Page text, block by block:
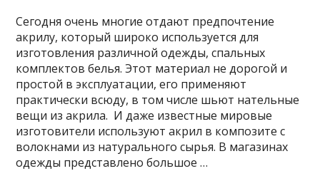
Сегодня очень многие отдают предпочтение
акрилу, который широко используется для
изготовления различной одежды, спальных
комплектов белья. Этот материал не дорогой и
простой в эксплуатации, его применяют
практически всюду, в том числе шьют нательные
вещи из акрила. И даже известные мировые
изготовители используют акрил в композите с
волокнами из натурального сырья. В магазинах
одежды представлено большое …